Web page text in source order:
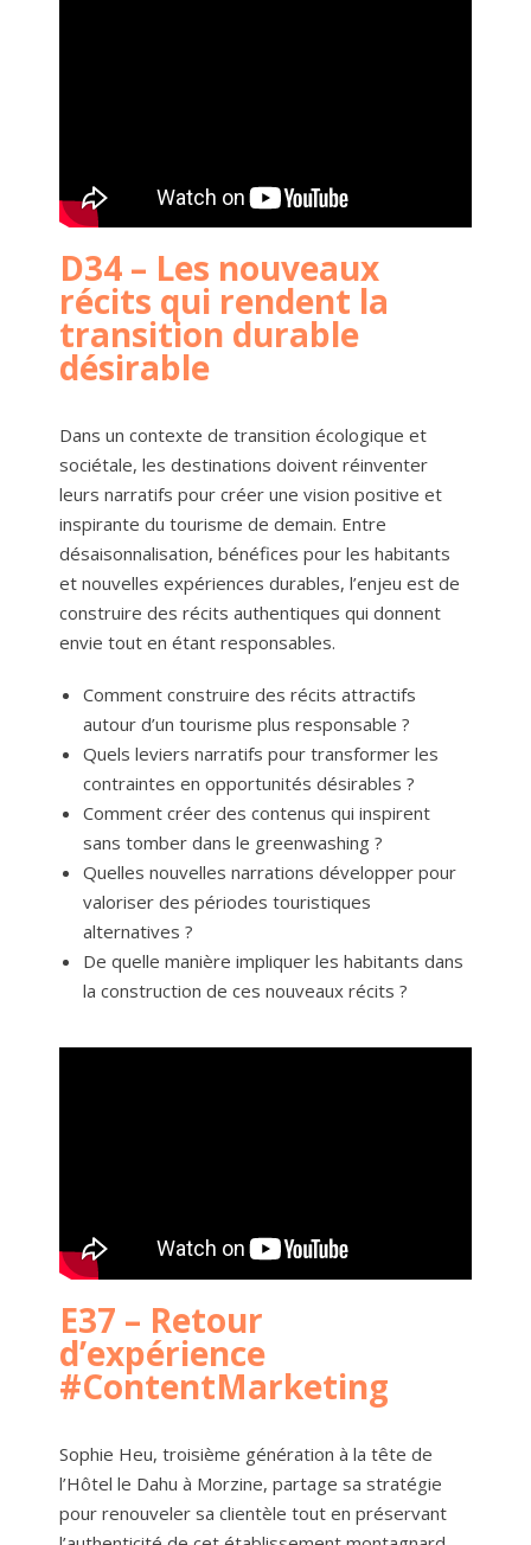
D34 – Les nouveaux
récits qui rendent la
transition durable
désirable
Dans un contexte de transition écologique et
sociétale, les destinations doivent réinventer
leurs narratifs pour créer une vision positive et
inspirante du tourisme de demain. Entre
désaisonnalisation, bénéfices pour les habitants
et nouvelles expériences durables, l’enjeu est de
construire des récits authentiques qui donnent
envie tout en étant responsables.
Comment construire des récits attractifs
autour d’un tourisme plus responsable ?
Quels leviers narratifs pour transformer les
contraintes en opportunités désirables ?
Comment créer des contenus qui inspirent
sans tomber dans le greenwashing ?
Quelles nouvelles narrations développer pour
valoriser des périodes touristiques
alternatives ?
De quelle manière impliquer les habitants dans
la construction de ces nouveaux récits ?
E37 – Retour
d’expérience
#ContentMarketing
Sophie Heu, troisième génération à la tête de
l’Hôtel le Dahu à Morzine, partage sa stratégie
pour renouveler sa clientèle tout en préservant